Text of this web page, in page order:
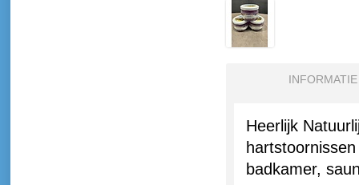
INFORMATIE
Heerlijk
badkamer,